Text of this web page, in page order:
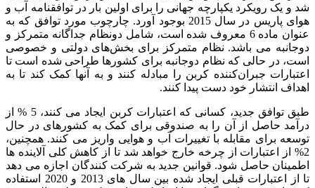
شد و یک رویکرد یکپارچه جهانی را برای اولین بار در توافقنامه آب و
هوای پاریس در سال 2015 بوجود آورد. چارچوب مورد توافق که به
عنوان ماده 6 معروف شده است، شامل دونظام جداگانه متمرکز و
دوجانبه می باشد. نظام متمرکز برای بخش‌های دولتی و خصوصی
است، در حالی که نظام دوجانبه برای کشورها طراحی شده است تا
اعتبارات جبران‌کننده کربن را مبادله کنند و به آنها کمک کند تا به
اهداف انتشار خود دست پیدا کنند.
طبق توافق جدید، کسانی که اعتبارات کربن ایجاد می کنند، 5 % از
درآمد حاصل از آن را به صندوقی برای کمک به کشورهای در حال
توسعه برای مقابله با تغییرات آب و هوایی واریز می کنند. همچنین،
2% از اعتبارات از چرخه خارج خواهد شد تا از کاهش کلی آلاینده ها
اطمینان حاصل شود. قوانین جدید به شرکت کنندگان اجازه می دهد
تا از اعتبارات قبلی ایجاد شده بین سال های 2013 و 2020 استفاده